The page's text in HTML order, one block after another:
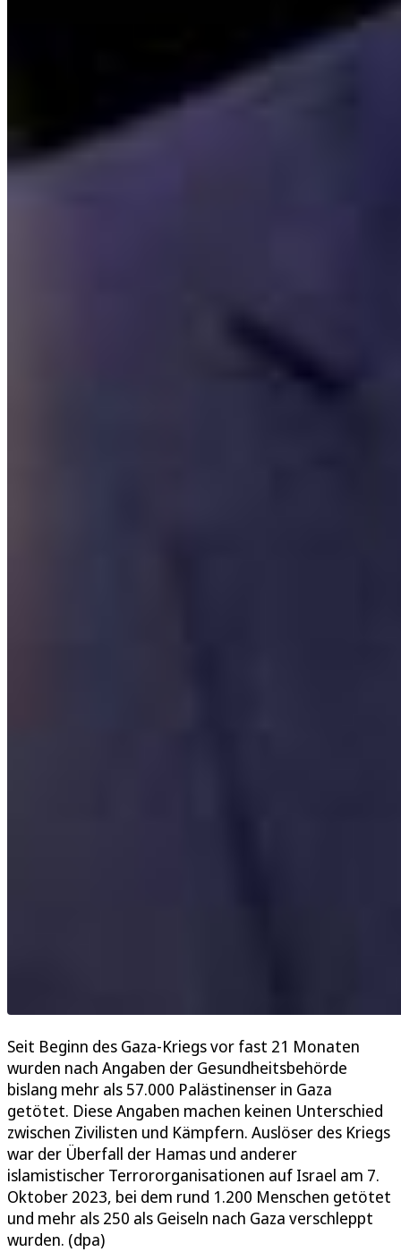
Seit Beginn des Gaza-Kriegs vor fast 21 Monaten
wurden nach Angaben der Gesundheitsbehörde
bislang mehr als 57.000 Palästinenser in Gaza
getötet. Diese Angaben machen keinen Unterschied
zwischen Zivilisten und Kämpfern. Auslöser des Kriegs
war der Überfall der Hamas und anderer
islamistischer Terrororganisationen auf Israel am 7.
Oktober 2023, bei dem rund 1.200 Menschen getötet
und mehr als 250 als Geiseln nach Gaza verschleppt
wurden. (dpa)